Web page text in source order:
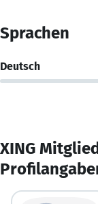
Sprachen
Deutsch
XING